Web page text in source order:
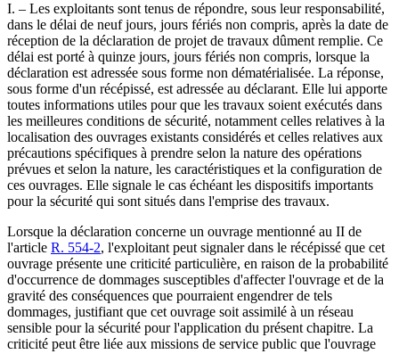
I. – Les exploitants sont tenus de répondre, sous leur responsabilité,
dans le délai de neuf jours, jours fériés non compris, après la date de
réception de la déclaration de projet de travaux dûment remplie. Ce
délai est porté à quinze jours, jours fériés non compris, lorsque la
déclaration est adressée sous forme non dématérialisée. La réponse,
sous forme d'un récépissé, est adressée au déclarant. Elle lui apporte
toutes informations utiles pour que les travaux soient exécutés dans
les meilleures conditions de sécurité, notamment celles relatives à la
localisation des ouvrages existants considérés et celles relatives aux
précautions spécifiques à prendre selon la nature des opérations
prévues et selon la nature, les caractéristiques et la configuration de
ces ouvrages. Elle signale le cas échéant les dispositifs importants
pour la sécurité qui sont situés dans l'emprise des travaux.
Lorsque la déclaration concerne un ouvrage mentionné au II de
l'article R. 554-2, l'exploitant peut signaler dans le récépissé que cet
ouvrage présente une criticité particulière, en raison de la probabilité
d'occurrence de dommages susceptibles d'affecter l'ouvrage et de la
gravité des conséquences que pourraient engendrer de tels
dommages, justifiant que cet ouvrage soit assimilé à un réseau
sensible pour la sécurité pour l'application du présent chapitre. La
criticité peut être liée aux missions de service public que l'ouvrage